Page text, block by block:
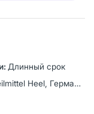
Длинный срок
Biologische Heilmittel Heel, Германия